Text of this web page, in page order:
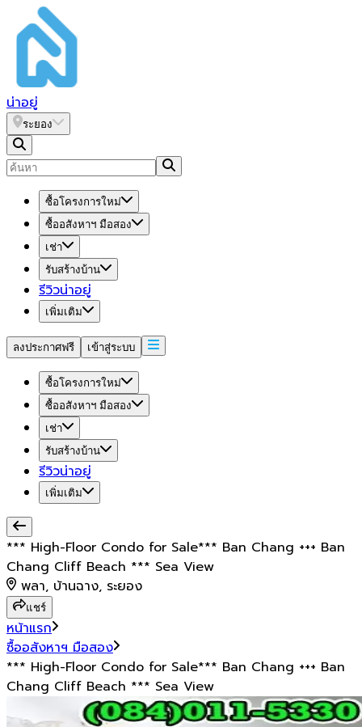
น่าอยู่
ระยอง
ซื้อโครงการใหม่
ซื้ออสังหาฯ มือสอง
เช่า
รับสร้างบ้าน
รีวิวน่าอยู่
เพิ่มเติม
ลงประกาศฟรี เข้าสู่ระบบ
ซื้อโครงการใหม่
ซื้ออสังหาฯ มือสอง
เช่า
รับสร้างบ้าน
รีวิวน่าอยู่
เพิ่มเติม
*** High-Floor Condo for Sale*** Ban Chang +++ Ban
Chang Cliff Beach *** Sea View
พลา, บ้านฉาง, ระยอง
แชร์
หน้าแรก
ซื้ออสังหาฯ มือสอง
*** High-Floor Condo for Sale*** Ban Chang +++ Ban
Chang Cliff Beach *** Sea View